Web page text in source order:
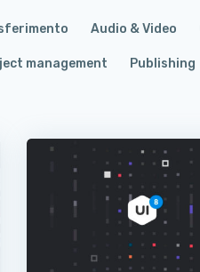
Audio & Video
management Publishing